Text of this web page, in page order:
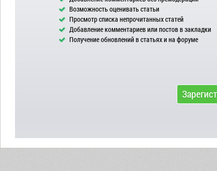
Возможность оценивать статьи
Просмотр списка непрочитанных статей
Добавление комментариев или постов в закладки
Получение обновлений в статьях и на форуме